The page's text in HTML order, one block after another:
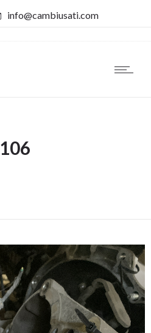
info@cambiusati.com
106